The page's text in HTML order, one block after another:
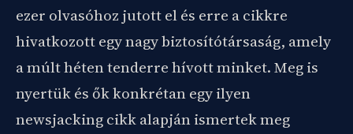
ezer olvasóhoz jutott el és erre a cikkre
hivatkozott egy nagy biztosítótársaság, amely
a múlt héten tenderre hívott minket. Meg is
nyertük és ők konkrétan egy ilyen
newsjacking cikk alapján ismertek meg